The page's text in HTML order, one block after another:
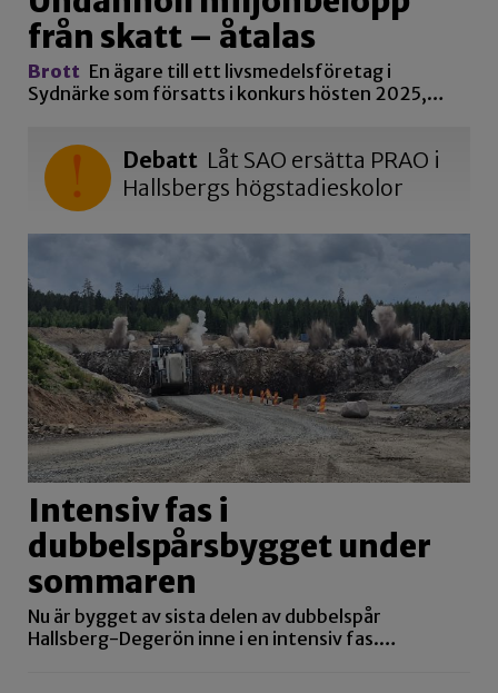
från skatt – åtalas
Brott En ägare till ett livsmedelsföretag i
Sydnärke som försatts i konkurs hösten 2025,…
Debatt Låt SAO ersätta PRAO i
Hallsbergs högstadieskolor
Intensiv fas i
dubbelspårsbygget under
sommaren
Nu är bygget av sista delen av dubbelspår
Hallsberg-Degerön inne i en intensiv fas.…